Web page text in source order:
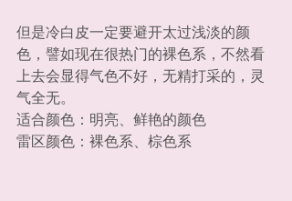
但是冷白皮一定要避开太过浅淡的颜
色，譬如现在很热门的裸色系，不然看
上去会显得气色不好，无精打采的，灵
气全无。
适合颜色：明亮、鲜艳的颜色
雷区颜色：裸色系、棕色系